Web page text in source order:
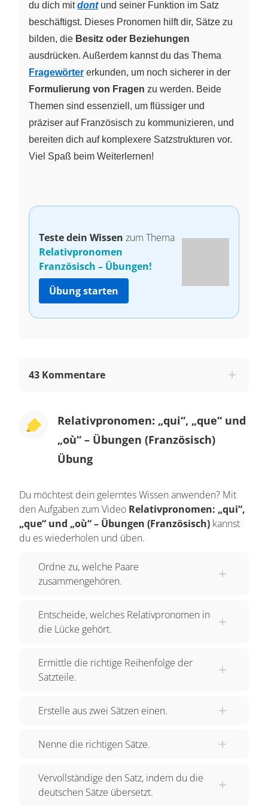
du dich mitdontund seiner Funktion im Satz
beschäftigst. Dieses Pronomen hilft dir, Sätze zu
bilden, die Besitz oder Beziehungen
ausdrücken. Außerdem kannst du das Thema
Fragewörter erkunden, um noch sicherer in der
Formulierung von Fragen zu werden. Beide
Themen sind essenziell, um flüssiger und
präziser auf Französisch zu kommunizieren, und
bereiten dich auf komplexere Satzstrukturen vor.
Viel Spaß beim Weiterlernen!
Teste dein Wissen zum Thema
Relativpronomen
Französisch – Übungen!
Übung starten
43 Kommentare
Relativpronomen: „qui“, „que“ und
„où“ – Übungen (Französisch)
Übung
Du möchtest dein gelerntes Wissen anwenden? Mit
den Aufgaben zum Video Relativpronomen: „qui“,
„que“ und „où“ – Übungen (Französisch) kannst
du es wiederholen und üben.
Ordne zu, welche Paare
zusammengehören.
Entscheide, welches Relativpronomen in
die Lücke gehört.
Ermittle die richtige Reihenfolge der
Satzteile.
Erstelle aus zwei Sätzen einen.
Nenne die richtigen Sätze.
Vervollständige den Satz, indem du die
deutschen Sätze übersetzt.